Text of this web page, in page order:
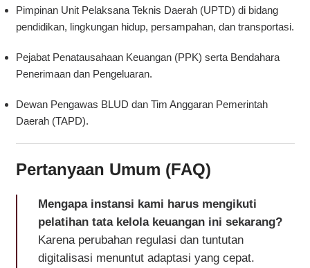
Pimpinan Unit Pelaksana Teknis Daerah (UPTD) di bidang
pendidikan, lingkungan hidup, persampahan, dan transportasi.
Pejabat Penatausahaan Keuangan (PPK) serta Bendahara
Penerimaan dan Pengeluaran.
Dewan Pengawas BLUD dan Tim Anggaran Pemerintah
Daerah (TAPD).
Pertanyaan Umum (FAQ)
Mengapa instansi kami harus mengikuti
pelatihan tata kelola keuangan ini sekarang?
Karena perubahan regulasi dan tuntutan
digitalisasi menuntut adaptasi yang cepat.